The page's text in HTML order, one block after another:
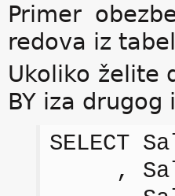
Primer
redova iz
Ukoliko želite
BY iza drugog
SELECT
,